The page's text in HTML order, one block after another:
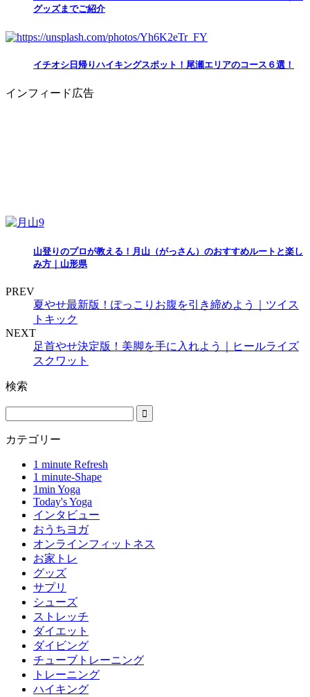
グッズまでご紹介
イチオシ日帰りハイキングスポット！尾瀬エリアのコース６選！
インフィード広告
山登りのプロが教える！月山（がっさん）のおすすめルートと楽し
み方｜山形県
PREV
夏やせ最新版！ぽっこりお腹を引き締めよう｜ツイス
トキック
NEXT
足首やせ決定版！美脚を手に入れよう｜ヒールライズ
スクワット
検索
カテゴリー
1 minute Refresh
1 minute-Shape
1min Yoga
Today's Yoga
インタビュー
おうちヨガ
オンラインフィットネス
お家トレ
グッズ
サプリ
シューズ
ストレッチ
ダイエット
ダイビング
チューブトレーニング
トレーニング
ハイキング